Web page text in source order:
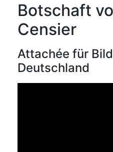
Botschaft
Censier
Attachée für
Deutschland